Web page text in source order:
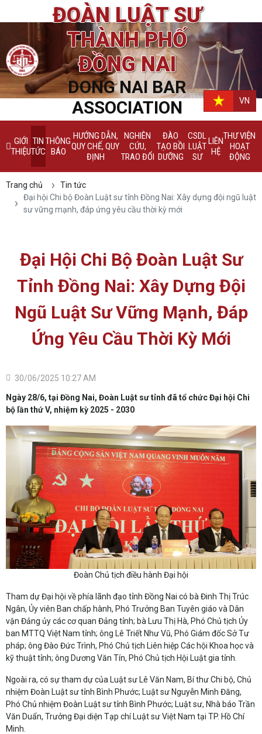
ĐOÀN LUẬT SƯ
THÀNH PHỐ
ĐỒNG NAI
DONG NAI BAR
ASSOCIATION
VN
GIỚI
THIỆU
TIN
TỨC
THÔNG
BÁO
HƯỚNG DẪN,
QUY CHẾ, QUY
ĐỊNH
NGHIÊN
CỨU,
TRAO ĐỔI
ĐÀO
TẠO BỒI
DƯỠNG
CSDL
LUẬT
SƯ
LIÊN
HỆ
THƯ VIỆN
HOẠT
ĐỘNG
Trang chủ
Tin tức
Đại hội Chi bộ Đoàn Luật sư tỉnh Đồng Nai: Xây dựng đội ngũ luật
sư vững mạnh, đáp ứng yêu cầu thời kỳ mới
Đại Hội Chi Bộ Đoàn Luật Sư
Tỉnh Đồng Nai: Xây Dựng Đội
Ngũ Luật Sư Vững Mạnh, Đáp
Ứng Yêu Cầu Thời Kỳ Mới
30/06/2025 10:27 AM
Ngày 28/6, tại Đồng Nai, Đoàn Luật sư tỉnh đã tổ chức Đại hội Chi
bộ lần thứ V, nhiệm kỳ 2025 - 2030
Đoàn Chủ tịch điều hành Đại hội
Tham dự Đại hội về phía lãnh đạo tỉnh Đồng Nai có bà Đinh Thị Trúc
Ngân, Ủy viên Ban chấp hành, Phó Trưởng Ban Tuyên giáo và Dân
vận Đảng ủy các cơ quan Đảng tỉnh; bà Lưu Thị Hà, Phó Chủ tịch Ủy
ban MTTQ Việt Nam tỉnh; ông Lê Triết Như Vũ, Phó Giám đốc Sở Tư
pháp; ông Đào Đức Trình, Phó Chủ tịch Liên hiệp Các hội Khoa học và
kỹ thuật tỉnh; ông Dương Văn Tín, Phó Chủ tịch Hội Luật gia tỉnh.
Ngoài ra, có sự tham dự của Luật sư Lê Văn Nam, Bí thư Chi bộ, Chủ
nhiệm Đoàn Luật sư tỉnh Bình Phước; Luật sư Nguyễn Minh Đăng,
Phó Chủ nhiệm Đoàn Luật sư tỉnh Bình Phước; Luật sư, Nhà báo Trần
Văn Duẩn, Trưởng Đại diện Tạp chí Luật sư Việt Nam tại TP. Hồ Chí
Minh.